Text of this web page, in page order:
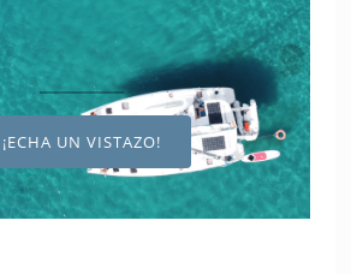
¡ECHA UN VISTAZO!